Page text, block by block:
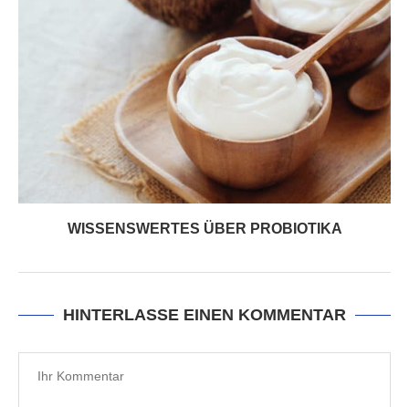
WISSENSWERTES ÜBER PROBIOTIKA
HINTERLASSE EINEN KOMMENTAR